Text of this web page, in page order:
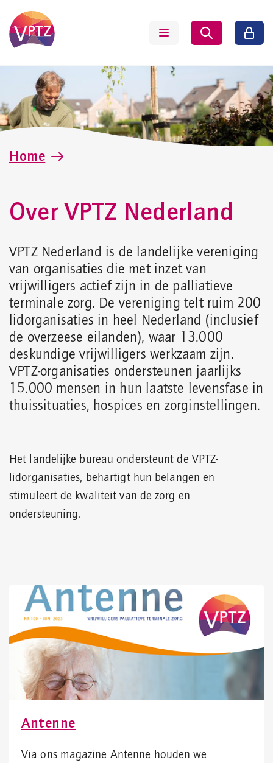
Home
Over VPTZ Nederland
VPTZ Nederland is de landelijke vereniging
van organisaties die met inzet van
vrijwilligers actief zijn in de palliatieve
terminale zorg. De vereniging telt ruim 200
lidorganisaties in heel Nederland (inclusief
de overzeese eilanden), waar 13.000
deskundige vrijwilligers werkzaam zijn.
VPTZ-organisaties ondersteunen jaarlijks
15.000 mensen in hun laatste levensfase in
thuissituaties, hospices en zorginstellingen.
Het landelijke bureau ondersteunt de VPTZ-
lidorganisaties, behartigt hun belangen en
stimuleert de kwaliteit van de zorg en
ondersteuning.
Antenne
Via ons magazine Antenne houden we